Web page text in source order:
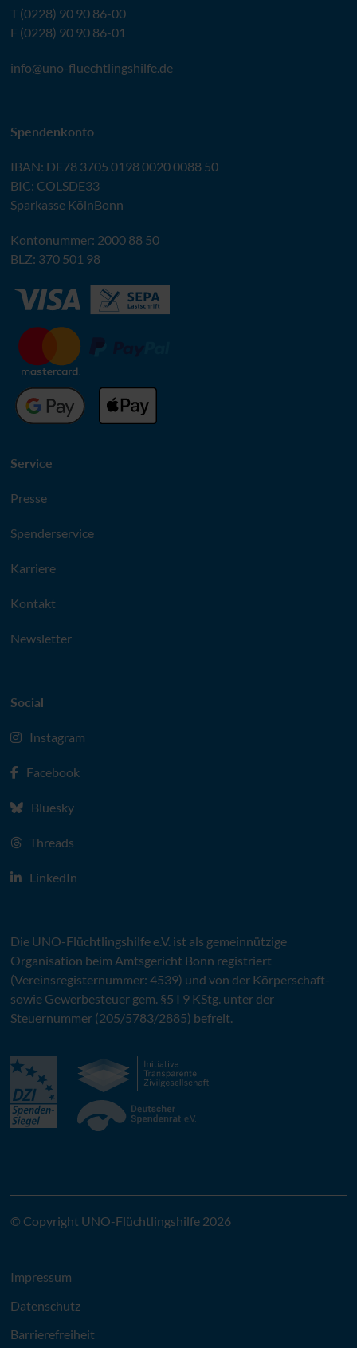
T (0228) 90 90 86-00
F (0228) 90 90 86-01
info@uno-fluechtlingshilfe.de
Spendenkonto
IBAN: DE78 3705 0198 0020 0088 50
BIC: COLSDE33
Sparkasse KölnBonn
Kontonummer: 2000 88 50
BLZ: 370 501 98
Service
Presse
Spenderservice
Karriere
Kontakt
Newsletter
Social
Instagram
Facebook
Bluesky
Threads
LinkedIn
Die UNO-Flüchtlingshilfe e.V. ist als gemeinnützige
Organisation beim Amtsgericht Bonn registriert
(Vereinsregisternummer: 4539) und von der Körperschaft-
sowie Gewerbesteuer gem. §5 I 9 KStg. unter der
Steuernummer (205/5783/2885) befreit.
© Copyright UNO-Flüchtlingshilfe 2026
Impressum
Datenschutz
Barrierefreiheit